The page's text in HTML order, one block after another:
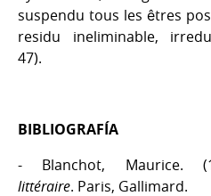
suspendu tous les êtres
residu ineliminable,
47).
BIBLIOGRAFÍA
- Blanchot, Maurice.
littéraire. Paris, Gallimard.